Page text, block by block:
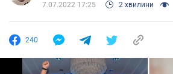
7.07.2022 17:25 2 хвилини
240